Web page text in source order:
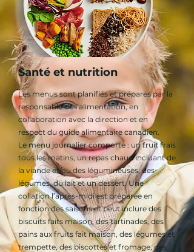
Santé et nutrition
Les menus sont planifiés et préparés par la
responsable de l’alimentation, en
collaboration avec la direction et en
respect du guide alimentaire canadien.
Le menu journalier comporte : un fruit frais
tous les matins, un repas chaud incluant de
la viande et/ou des légumineuses, des
légumes, du lait et un dessert. Une
collation l’après-midi est préparée en
fonction des saisons et peut inclure des
biscuits faits maison, des tartinades, des
pains aux fruits fait maison, des légumes et
trempette, des biscottes et fromage, des